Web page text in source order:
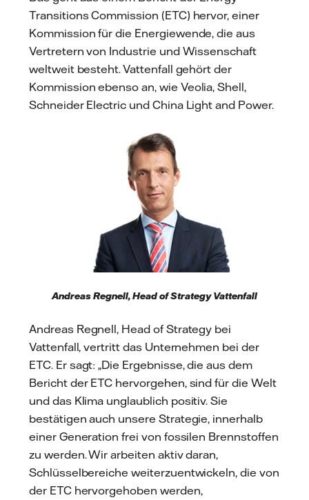
Transitions Commission (ETC) hervor, einer
Kommission für die Energiewende, die aus
Vertretern von Industrie und Wissenschaft
weltweit besteht. Vattenfall gehört der
Kommission ebenso an, wie Veolia, Shell,
Schneider Electric und China Light and Power.
Andreas Regnell, Head of Strategy Vattenfall
Andreas Regnell, Head of Strategy bei
Vattenfall, vertritt das Unternehmen bei der
ETC. Er sagt: „Die Ergebnisse, die aus dem
Bericht der ETC hervorgehen, sind für die Welt
und das Klima unglaublich positiv. Sie
bestätigen auch unsere Strategie, innerhalb
einer Generation frei von fossilen Brennstoffen
zu werden. Wir arbeiten aktiv daran,
Schlüsselbereiche weiterzuentwickeln, die von
der ETC hervorgehoben werden,